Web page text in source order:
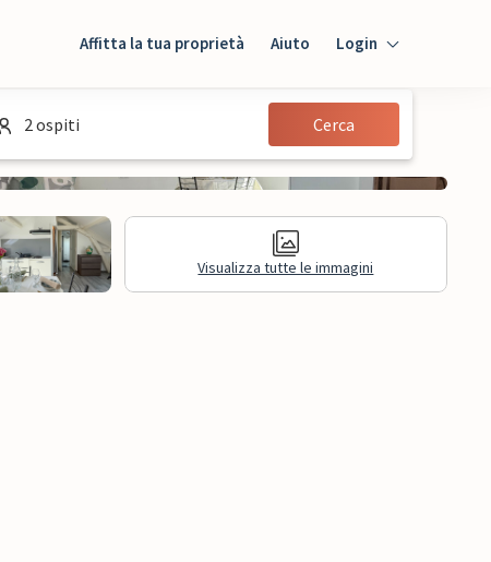
Affitta la tua proprietà Aiuto Login
Ospiti
2 ospiti Cerca
Visualizza tutte le immagini